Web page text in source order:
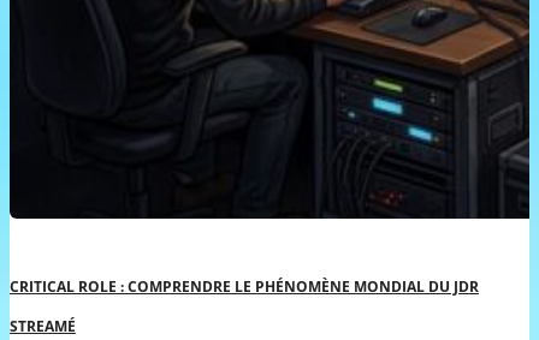
CRITICAL ROLE : COMPRENDRE LE PHÉNOMÈNE MONDIAL DU JDR
STREAMÉ